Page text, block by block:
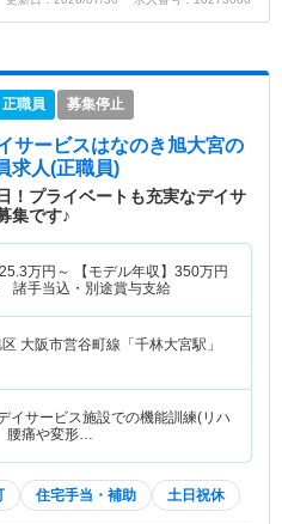
正職員 募集停止
サービスはなのき旭大宮の
求人(正職員)
！プライベートも充実なデイサ
集です♪
25.3万円～ 【モデル年収】 350万円
諸手当込・別途賞与支給
大阪市営谷町線「千林大宮駅」
イサービス施設での機能訓練(リハ
腰痛や変形…
住宅手当・補助 土日祝休